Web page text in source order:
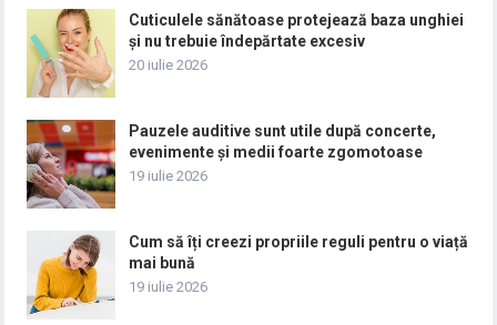
Cuticulele sănătoase protejează baza unghiei
și nu trebuie îndepărtate excesiv
20 iulie 2026
Pauzele auditive sunt utile după concerte,
evenimente și medii foarte zgomotoase
19 iulie 2026
Cum să îți creezi propriile reguli pentru o viață
mai bună
19 iulie 2026